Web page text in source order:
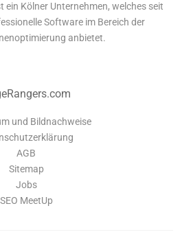
ein Kölner Unternehmen, welches seit
Software im Bereich der
anbietet.
und Bildnachweise
AGB
Sitemap
Jobs
SEO MeetUp